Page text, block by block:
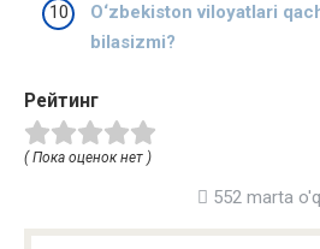
O‘zbekiston viloyatlari
bilasizmi?
Рейтинг
( Пока оценок нет )
552 marta